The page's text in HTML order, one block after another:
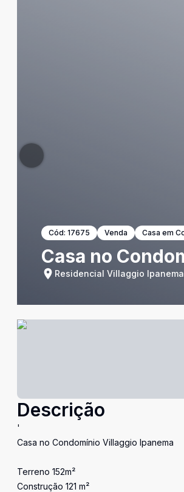
Cód: 17675 Venda Casa em
Casa no
Residencial Villaggio
Descrição
'
Casa no Condomínio Villaggio Ipanema
Terreno 152m²
Construção 121 m²